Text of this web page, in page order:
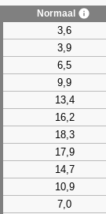
Normaal
3,6
3,9
6,5
9,9
13,4
16,2
18,3
17,9
14,7
10,9
7,0